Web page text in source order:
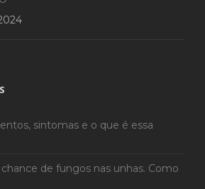
sintomas e o que é essa
de fungos nas unhas. Como